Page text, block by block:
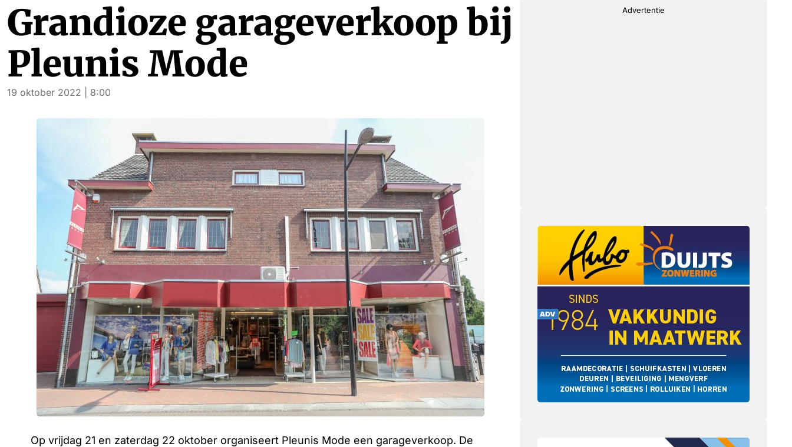
Grandioze garageverkoop bij
Pleunis Mode
19 oktober 2022 | 8:00
Op vrijdag 21 en zaterdag 22 oktober organiseert Pleunis Mode een garageverkoop. De
Advertentie